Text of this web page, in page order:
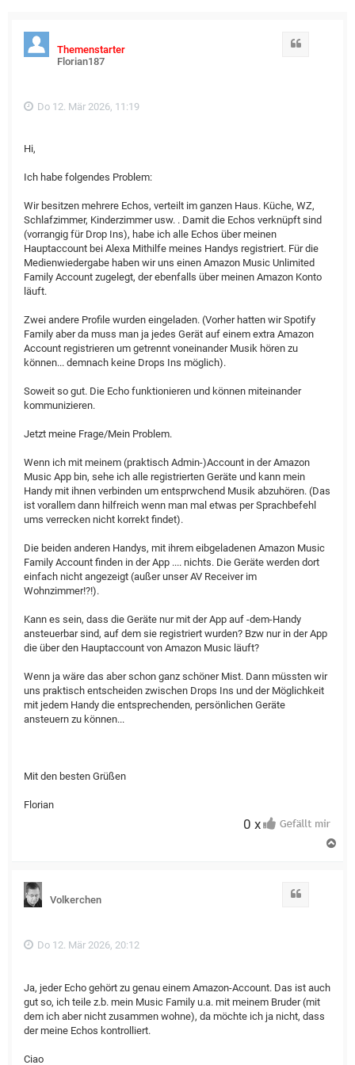
Themenstarter
Florian187
Do 12. Mär 2026, 11:19
Hi,
Ich habe folgendes Problem:
Wir besitzen mehrere Echos, verteilt im ganzen Haus​. Küche, WZ,
Schlafzimmer, Kinderzimmer usw. . Damit die Echos verknüpft sind
(vorrangig für Drop Ins), habe ich alle Echos über meinen
Hauptaccount bei Alexa Mithilfe meines Handys registriert. Für die
Medienwiedergabe haben wir uns einen Amazon Music Unlimited
Family Account zugelegt, der ebenfalls über meinen Amazon Konto
läuft.
Zwei andere Profile wurden eingeladen. (Vorher hatten wir Spotify
Family aber da muss man ja jedes Gerät auf einem extra Amazon
Account registrieren um getrennt voneinander Musik hören zu
können... demnach keine Drops Ins möglich)​.
Soweit so gut. Die Echo funktionieren und können miteinander
kommunizieren.
Jetzt meine Frage/Mein Problem.
Wenn ich mit meinem (praktisch Admin-)Account in der Amazon
Music App bin, sehe ich alle registrierten Geräte und kann mein
Handy mit ihnen verbinden um entsprwchend Musik abzuhören. (Das
ist vorallem dann hilfreich wenn man mal etwas per Sprachbefehl
ums verrecken nicht korrekt findet).
Die beiden anderen Handys, mit ihrem eibgeladenen Amazon​ Music
Family Account finden in der App .... nichts. Die Geräte werden dort
einfach nicht angezeigt (außer unser AV Receiver im
Wohnzimmer!?!).
Kann es sein, dass die Geräte nur mit der App auf -dem-Handy ​
ansteuerbar sind, auf dem sie registriert wurden? Bzw nur in der App
die über den Hauptaccount von Amazon Music läuft?
Wenn ja wäre das aber schon ganz schöner Mist​. Dann müssten wir
uns praktisch entscheiden zwischen Drops Ins und der Möglichkeit
mit jedem Handy die entsprechenden, persönlichen Geräte
ansteuern zu können...
Mit den besten Grüßen
Florian
0 x
Volkerchen
Do 12. Mär 2026, 20:12
Ja, jeder Echo gehört zu genau einem Amazon-Account. Das ist auch
gut so, ich teile z.b. mein Music Family u.a. mit meinem Bruder (mit
dem ich aber nicht zusammen wohne), da möchte ich ja nicht, dass
der meine Echos kontrolliert.
Ciao